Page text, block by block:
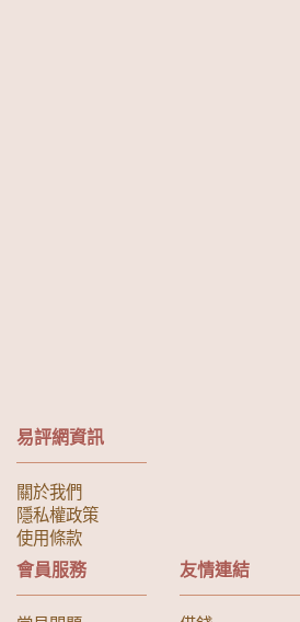
易評網資訊
關於我們
隱私權政策
使用條款
會員服務 友情連結